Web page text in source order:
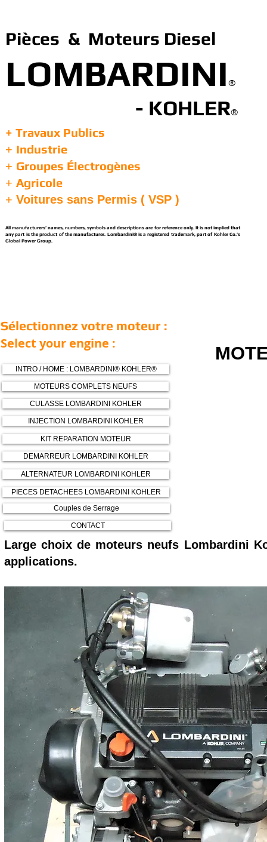
Pièces & Moteurs Diesel
LOMBARDINI ®
- KOHLER®
+ Travaux Publics
+ Industrie
+ Groupes Électrogènes
+ Agricole
+ Voitures sans Permis ( VSP )
All manufacturers’ names, numbers, symbols and descriptions are for reference only. It is not implied that
any part is the product of the manufacturer. Lombardini® is a registered trademark, part of Kohler Co.’s
Global Power Group.
Large choix de moteurs neufs Lombardini
applications.
INJECTION LOMBARDINI KOHLER
DEMARREUR LOMBARDINI KOHLER
ALTERNATEUR LOMBARDINI KOHLER
Couples de Serrage
CONTACT
MOTEURS COMPLETS NEUFS
INTRO / HOME : LOMBARDINI® KOHLER®
CULASSE LOMBARDINI KOHLER
KIT REPARATION MOTEUR
Sélectionnez votre moteur :
Select your engine :
PIECES DETACHEES LOMBARDINI KOHLER